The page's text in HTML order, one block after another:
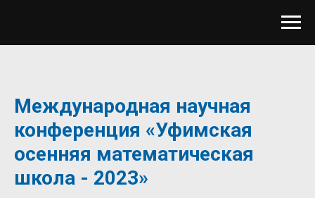
Международная научная
конференция «Уфимская
осенняя математическая
школа - 2023»